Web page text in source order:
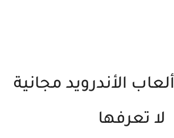
أفضل 10 ألعاب الأندرويد مجانية
لا تعرفها